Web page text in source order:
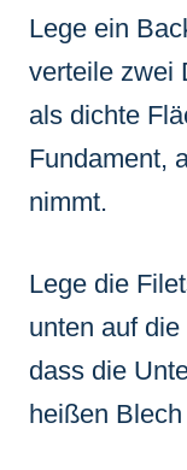
Lege ein
verteile zwei
als dichte
Fundament,
nimmt.
Lege die
unten auf
dass die
heißen